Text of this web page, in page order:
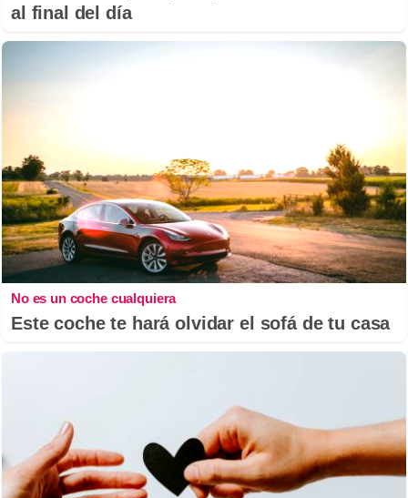
al final del día
No es un coche cualquiera
Este coche te hará olvidar el sofá de tu casa